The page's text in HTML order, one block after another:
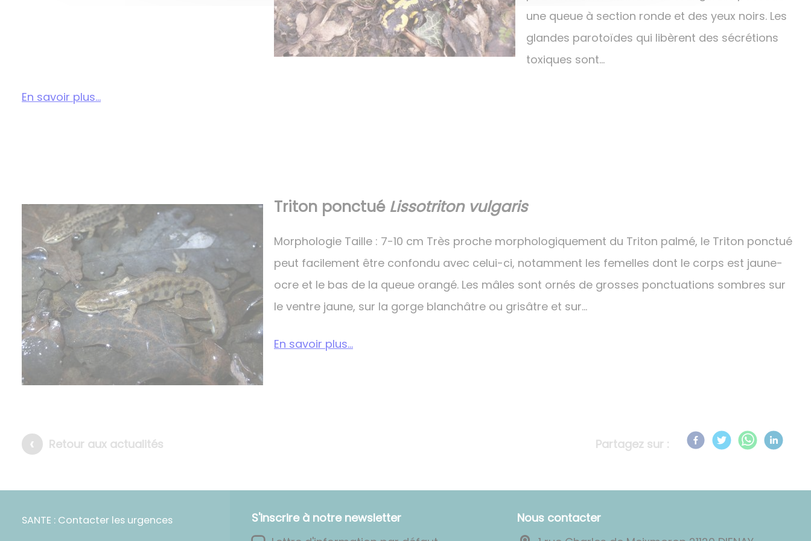
une queue à section ronde et des yeux noirs. Les
glandes parotoïdes qui libèrent des sécrétions
toxiques sont…
En savoir plus...
Triton ponctuéLissotriton vulgaris
Morphologie Taille : 7-10 cm Très proche morphologiquement du Triton palmé, le Triton ponctué
peut facilement être confondu avec celui-ci, notamment les femelles dont le corps est jaune-
ocre et le bas de la queue orangé. Les mâles sont ornés de grosses ponctuations sombres sur
le ventre jaune, sur la gorge blanchâtre ou grisâtre et sur…
En savoir plus...
Retour aux actualités Partagez sur :
SANTE : Contacter les urgences
S'inscrire à notre newsletter
Nous contacter